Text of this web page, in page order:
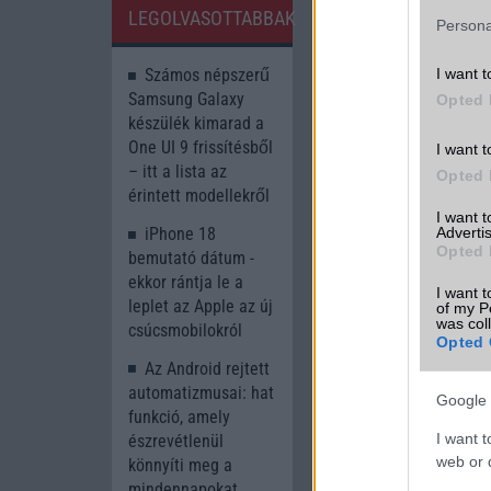
I want
Opted
I want
Opted
I want
Opted
I want
of my
was
Opted
Google
I want
web or
Új és Használt
Apple
LEGOLVASOTTABBAK
Számos népszerű
Samsung Galaxy
készülék kimarad a
One UI 9 frissítésből
– itt a lista az
érintett modellekről
iPhone 18
bemutató dátum -
ekkor rántja le a
leplet az Apple az új
csúcsmobilokról
Az Android rejtett
automatizmusai: hat
funkció, amely
észrevétlenül
könnyíti meg a